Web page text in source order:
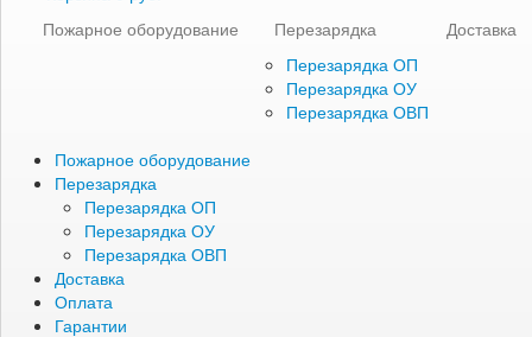
Пожарное оборудование
Перезарядка
Перезарядка ОП
Перезарядка ОУ
Перезарядка ОВП
Доставка
Пожарное оборудование
Перезарядка
Перезарядка ОП
Перезарядка ОУ
Перезарядка ОВП
Доставка
Оплата
Гарантии